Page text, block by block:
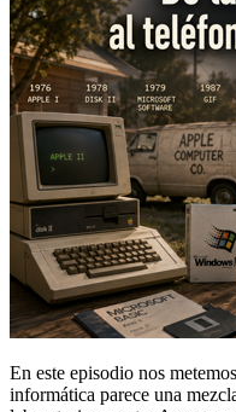
En este episodio nos
informática parece una